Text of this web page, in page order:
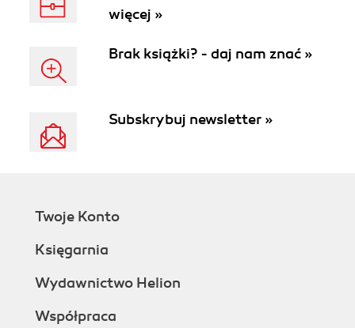
więcej »
Brak książki? - daj nam znać »
Subskrybuj newsletter »
Twoje Konto
Księgarnia
Wydawnictwo Helion
Współpraca